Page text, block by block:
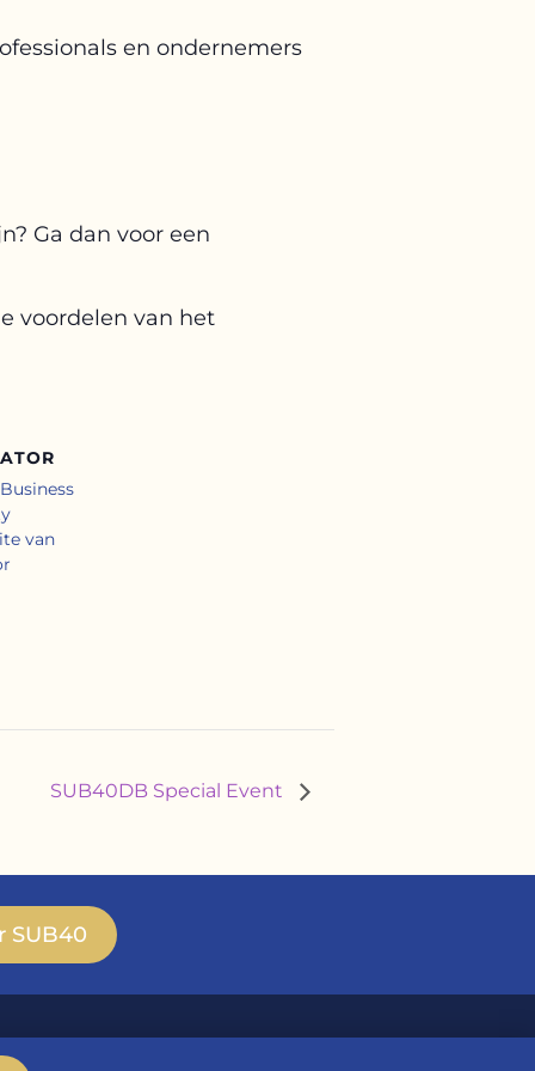
en ondernemers
Ga dan voor een
voordelen van het
van
SUB40DB Special Event
SUB40